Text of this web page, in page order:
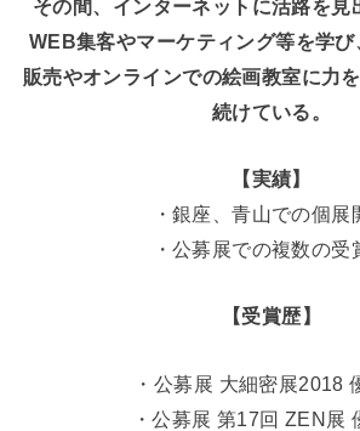
その間、インターネットに活路を見
WEB集客やマーケティング等を学び
販売やオンラインでの絵画教室に力
続けている。
【実績】
・銀座、青山での個展
・公募展での複数の受
【受賞歴】
・公募展 大細密展2018
・公募展 第17回 ZEN展